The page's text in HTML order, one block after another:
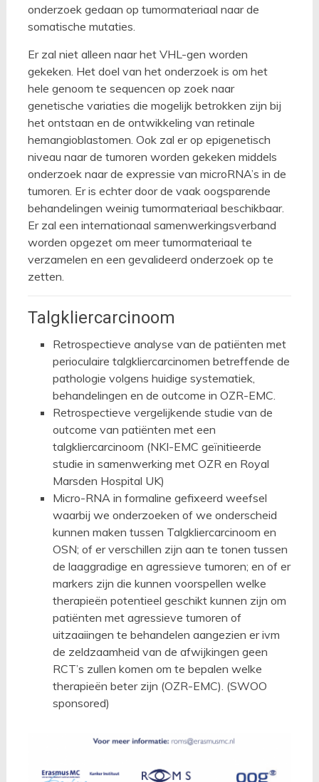
onderzoek gedaan op tumormateriaal naar de
somatische mutaties.
Er zal niet alleen naar het VHL-gen worden
gekeken. Het doel van het onderzoek is om het
hele genoom te sequencen op zoek naar
genetische variaties die mogelijk betrokken zijn bij
het ontstaan en de ontwikkeling van retinale
hemangioblastomen. Ook zal er op epigenetisch
niveau naar de tumoren worden gekeken middels
onderzoek naar de expressie van microRNA’s in de
tumoren. Er is echter door de vaak oogsparende
behandelingen weinig tumormateriaal beschikbaar.
Er zal een internationaal samenwerkingsverband
worden opgezet om meer tumormateriaal te
verzamelen en een gevalideerd onderzoek op te
zetten.
Talgkliercarcinoom
Retrospectieve analyse van de patiënten met
perioculaire talgkliercarcinomen betreffende de
pathologie volgens huidige systematiek,
behandelingen en de outcome in OZR-EMC.
Retrospectieve vergelijkende studie van de
outcome van patiënten met een
talgkliercarcinoom (NKI-EMC geïnitieerde
studie in samenwerking met OZR en Royal
Marsden Hospital UK)
Micro-RNA in formaline gefixeerd weefsel
waarbij we onderzoeken of we onderscheid
kunnen maken tussen Talgkliercarcinoom en
OSN; of er verschillen zijn aan te tonen tussen
de laaggradige en agressieve tumoren; en of er
markers zijn die kunnen voorspellen welke
therapieën potentieel geschikt kunnen zijn om
patiënten met agressieve tumoren of
uitzaaiingen te behandelen aangezien er ivm
de zeldzaamheid van de afwijkingen geen
RCT’s zullen komen om te bepalen welke
therapieën beter zijn (OZR-EMC). (SWOO
sponsored)